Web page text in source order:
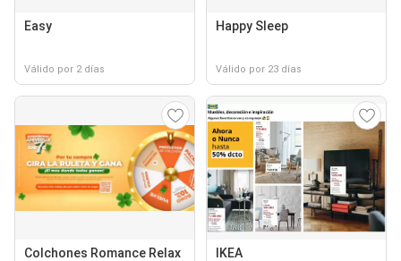
Easy
Válido por 2 días
Happy Sleep
Válido por 23 días
Colchones Romance Relax IKEA